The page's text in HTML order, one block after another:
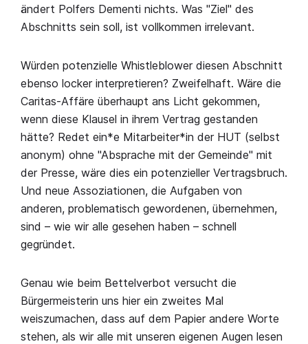
ändert Polfers Dementi nichts. Was "Ziel" des
Abschnitts sein soll, ist vollkommen irrelevant.
Würden potenzielle Whistleblower diesen Abschnitt
ebenso locker interpretieren? Zweifelhaft. Wäre die
Caritas-Affäre überhaupt ans Licht gekommen,
wenn diese Klausel in ihrem Vertrag gestanden
hätte? Redet ein*e Mitarbeiter*in der HUT (selbst
anonym) ohne "Absprache mit der Gemeinde" mit
der Presse, wäre dies ein potenzieller Vertragsbruch.
Und neue Assoziationen, die Aufgaben von
anderen, problematisch gewordenen, übernehmen,
sind – wie wir alle gesehen haben – schnell
gegründet.
Genau wie beim Bettelverbot versucht die
Bürgermeisterin uns hier ein zweites Mal
weiszumachen, dass auf dem Papier andere Worte
stehen, als wir alle mit unseren eigenen Augen lesen